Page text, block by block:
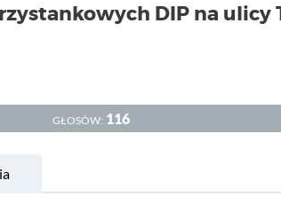
DIP na ulicy
GŁOSÓW: 116